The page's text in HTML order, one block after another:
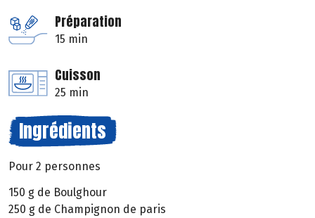
Préparation
15 min
Cuisson
25 min
Ingrédients
Pour 2 personnes
150 g de Boulghour
250 g de Champignon de paris